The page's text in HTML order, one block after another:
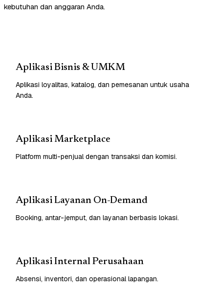
kebutuhan dan anggaran Anda.
Aplikasi Bisnis & UMKM
Aplikasi loyalitas, katalog, dan pemesanan untuk usaha
Anda.
Aplikasi Marketplace
Platform multi-penjual dengan transaksi dan komisi.
Aplikasi Layanan On-Demand
Booking, antar-jemput, dan layanan berbasis lokasi.
Aplikasi Internal Perusahaan
Absensi, inventori, dan operasional lapangan.